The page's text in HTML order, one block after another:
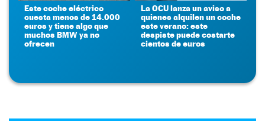
Este coche eléctrico
cuesta menos de 14.000
euros y tiene algo que
muchos BMW ya no
ofrecen
La OCU lanza un aviso a
quienes alquilen un coche
este verano: este
despiste puede costarte
cientos de euros